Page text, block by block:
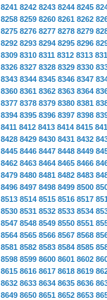
8241 8242 8243 8244 8245
8258 8259 8260 8261 8262
8275 8276 8277 8278 8279
8292 8293 8294 8295 8296
8309 8310 8311 8312 8313
8326 8327 8328 8329 8330
8343 8344 8345 8346 8347
8360 8361 8362 8363 8364
8377 8378 8379 8380 8381
8394 8395 8396 8397 8398
8411 8412 8413 8414 8415
8428 8429 8430 8431 8432
8445 8446 8447 8448 8449
8462 8463 8464 8465 8466
8479 8480 8481 8482 8483
8496 8497 8498 8499 8500
8513 8514 8515 8516 8517
8530 8531 8532 8533 8534
8547 8548 8549 8550 8551
8564 8565 8566 8567 8568
8581 8582 8583 8584 8585
8598 8599 8600 8601 8602
8615 8616 8617 8618 8619
8632 8633 8634 8635 8636
8649 8650 8651 8652 8653